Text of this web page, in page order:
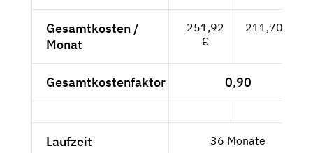
Gesamtkosten /
Monat
251,92
€
211,70 €
Gesamtkostenfaktor 0,90
Laufzeit 36 Monate